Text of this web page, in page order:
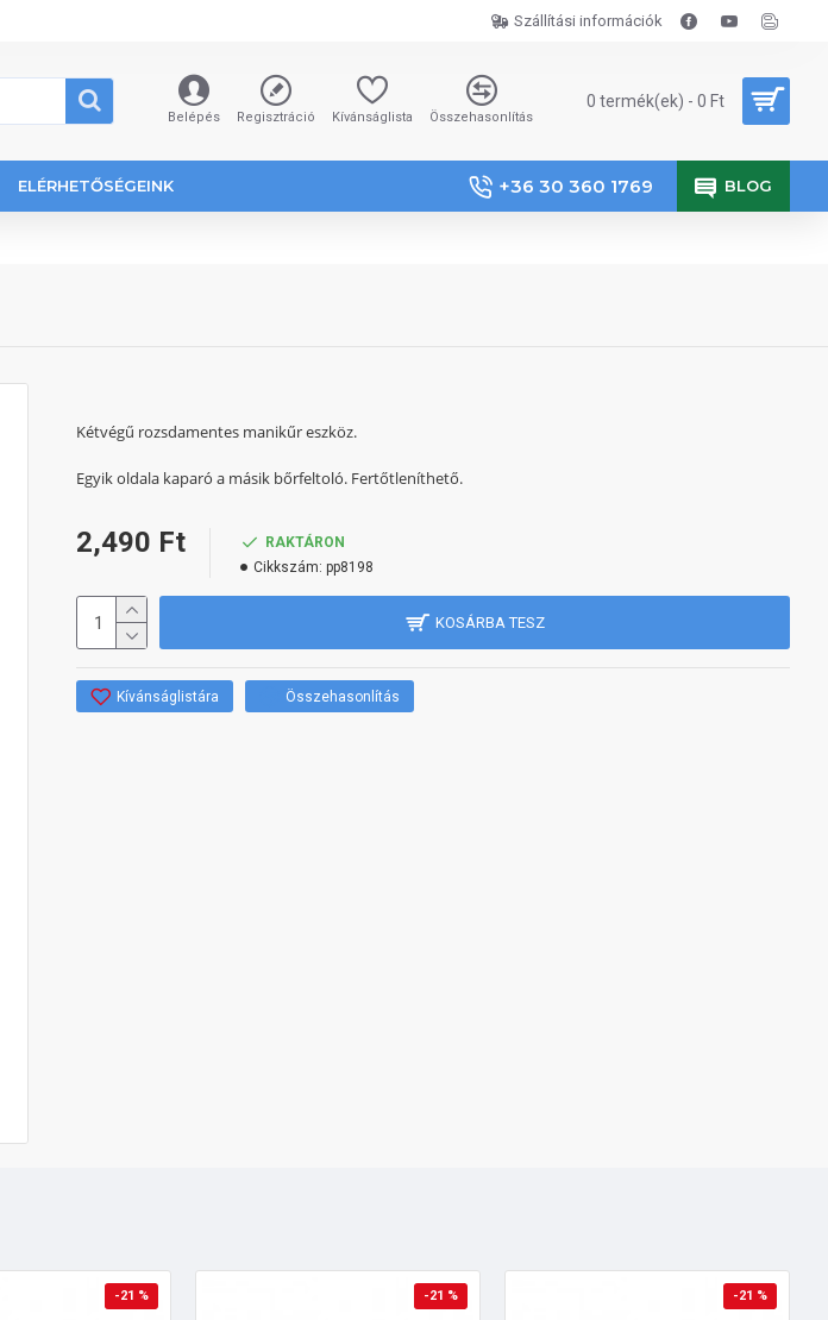
Szállítási információk
Belépés Regisztráció Kívánságlista Összehasonlítás
0 termék(ek) - 0 Ft
ELÉRHETŐSÉGEINK +36 30 360 1769 BLOG
Kétvégű rozsdamentes manikűr eszköz.
Egyik oldala kaparó a másik bőrfeltoló. Fertőtleníthető.
2,490 Ft
RAKTÁRON
Cikkszám: pp8198
KOSÁRBA TESZ
Kívánságlistára Összehasonlítás
-21 % -21 % -21 %